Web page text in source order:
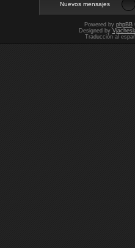
Nuevos mensajes
Powered by phpBB
Designed by
Traducción al